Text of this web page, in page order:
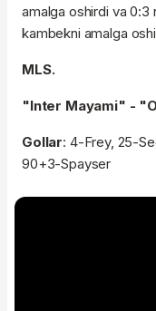
amalga oshirdi va
kambekni amalga
MLS.
"Inter Mayami" -
Gollar: 4-Frey, 25-
90+3-Spayser